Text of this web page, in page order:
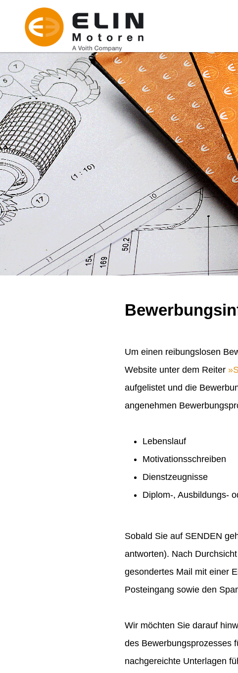
Um einen reibungslosen
Website unter dem Reiter
aufgelistet und die
angenehmen
Lebenslauf
Motivationsschreiben
Dienstzeugnisse
Diplom-, Ausbildungs-
Sobald Sie auf SENDEN
antworten). Nach
gesondertes Mail mit einer
Posteingang sowie den
Wir möchten Sie darauf
des Bewerbungsprozesses
nachgereichte Unterlagen